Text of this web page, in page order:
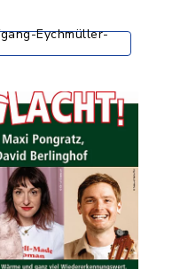
Eychmüller-